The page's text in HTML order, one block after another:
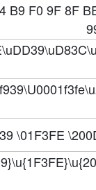
B9 F0 9F 8F
\01F3FE